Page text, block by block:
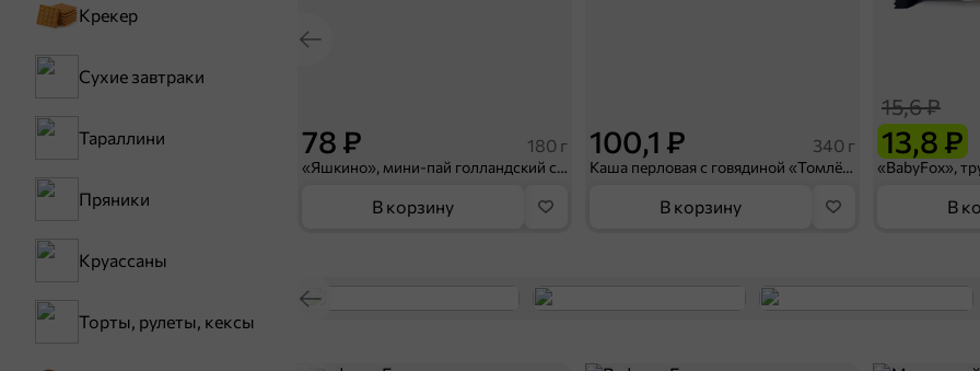
Крекер
Сухие завтраки
Тараллини
Пряники
Круассаны
Торты, рулеты, кексы
78 ₽ 180 г
«Яшкино», мини-пай голландский с вишнёвой начинкой, 180 г
В корзину
100,1 ₽ 340 г
Каша перловая с говядиной «Томлёная по-домашнему» «Главпродукт», 340 г
В корзину
15,6 ₽
13,8 ₽
В